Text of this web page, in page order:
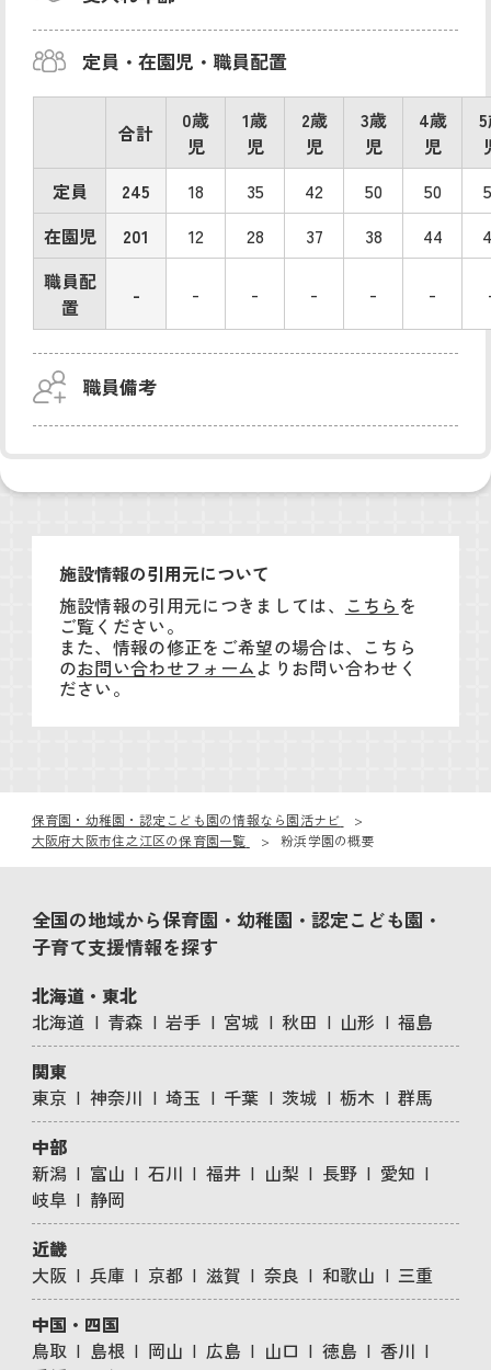
定員・在園児・職員配置
合計
0歳
児
1歳
児
2歳
児
3歳
児
4歳
児
定員
245 18 35 42 50 50
在園児
201 12 28 37 38 44
職員配
置
- - - - - -
職員備考
施設情報の引用元について
施設情報の引用元につきましては、 こちら を
ご覧ください。
また、情報の修正をご希望の場合は、こちら
のお問い合わせフォームよりお問い合わせく
ださい。
保育園・幼稚園・認定こども園の情報なら園活ナビ
大阪府大阪市住之江区の保育園一覧
粉浜学園の概要
全国の地域から保育園・幼稚園・認定こども園・
子育て支援情報を探す
北海道・東北
北海道
青森 岩手 宮城 秋田 山形
福島
関東
東京
神奈川 埼玉 千葉 茨城 栃木
群馬
中部
新潟
富山 石川 福井 山梨 長野
愛知
岐阜
静岡
近畿
大阪
兵庫 京都 滋賀 奈良 和歌山
三重
中国・四国
鳥取
島根 岡山 広島 山口 徳島
香川